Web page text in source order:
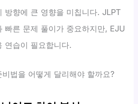
방향에 큰 영향을 미칩니다. JLPT
빠른 문제 풀이가 중요하지만, EJU
연습이 필요합니다.
법을 어떻게 달리해야 할까요?